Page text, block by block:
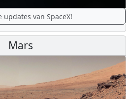
updates van SpaceX!
Mars